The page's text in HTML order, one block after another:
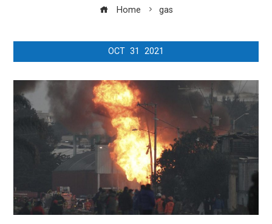
Home gas
OCT 31 2021